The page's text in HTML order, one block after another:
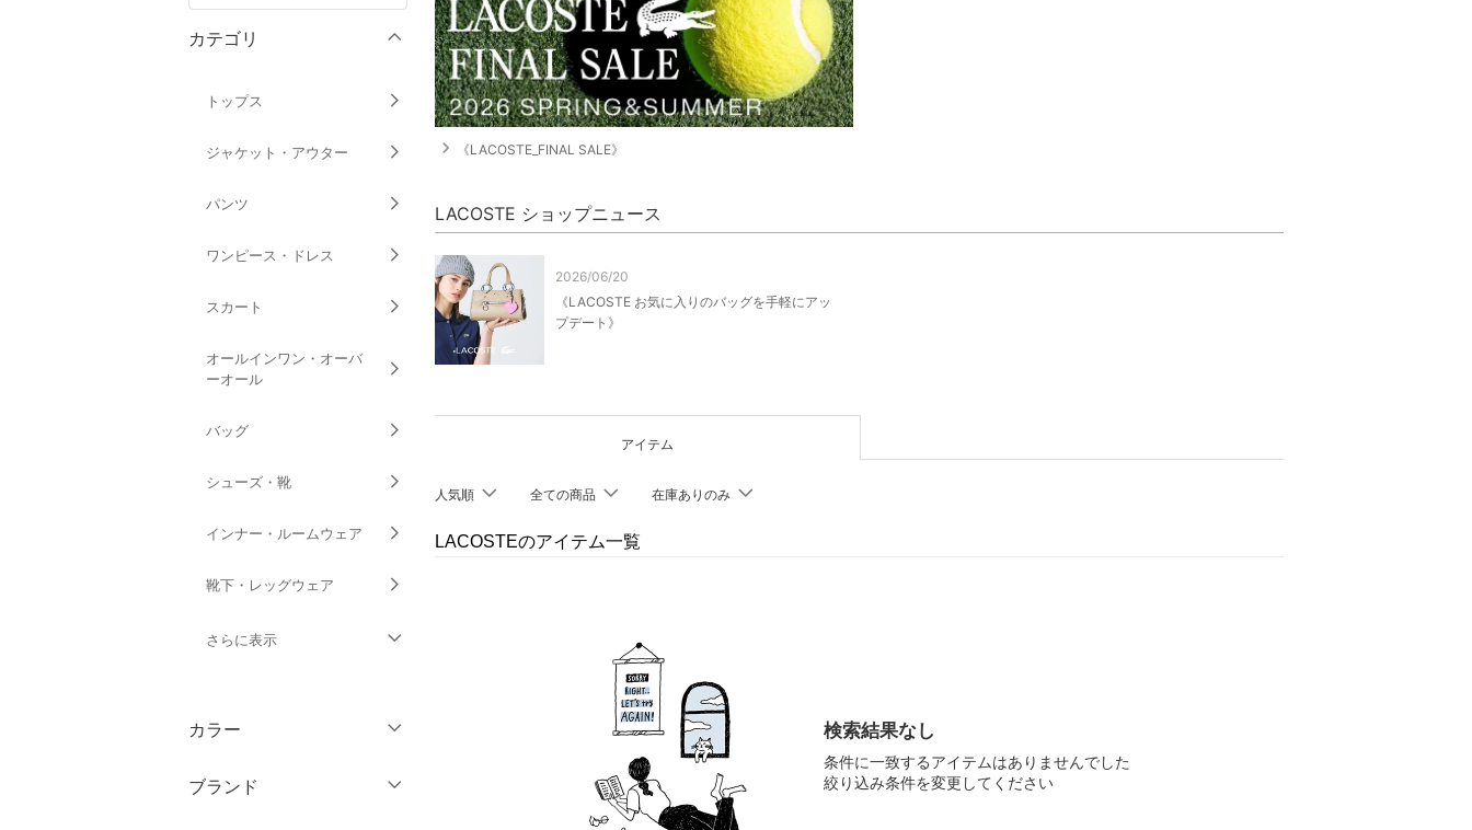
カテゴリ
トップス
ジャケット・アウター
パンツ
ワンピース・ドレス
スカート
オールインワン・オーバ
ーオール
バッグ
シューズ・靴
インナー・ルームウェア
靴下・レッグウェア
さらに表示
アクセサリー・腕時計
財布・ポーチ・ケース
カラー
ブランド
navigate_next 《LACOSTE_FINAL SALE》
LACOSTE ショップニュース
2026/06/20
《LACOSTE お気に入りのバッグを手軽にアッ
プデート》
アイテム
人気順 全ての商品 在庫ありのみ
LACOSTEのアイテム一覧
検索結果なし
条件に一致するアイテムはありませんでした
絞り込み条件を変更してください